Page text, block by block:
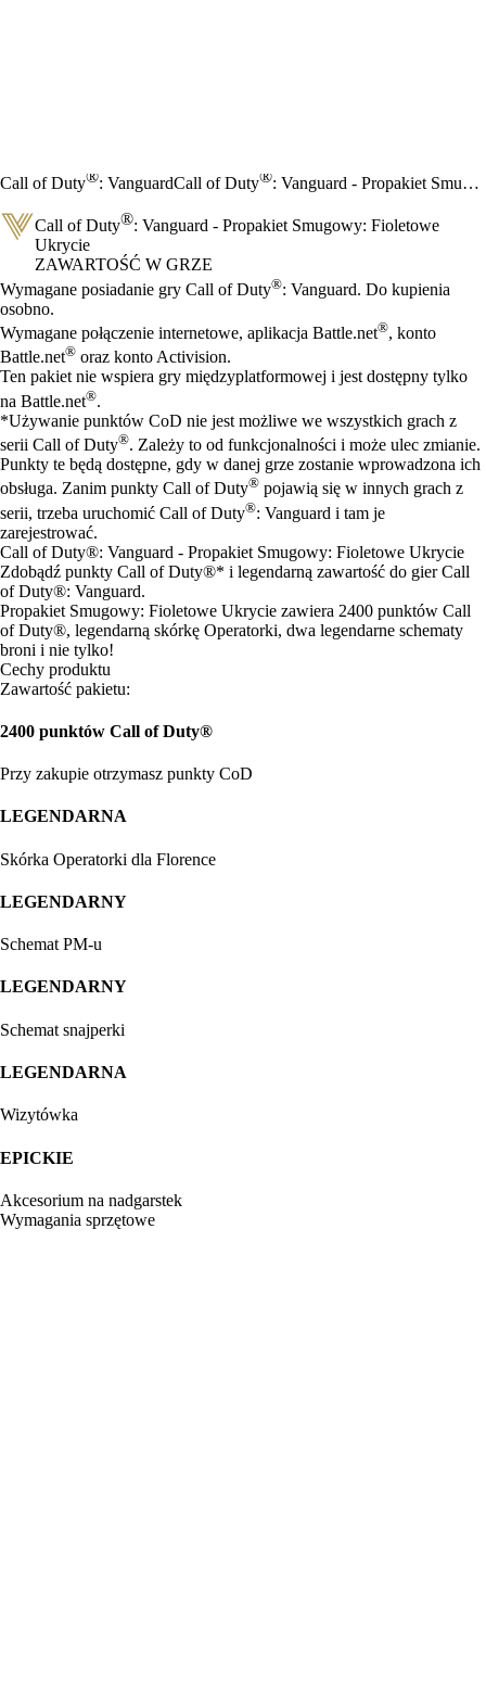
Call of Duty®: VanguardCall of Duty®: Vanguard - Propakiet Smugowy: Fioletowe Ukrycie
Call of Duty®: Vanguard - Propakiet Smugowy: Fioletowe
Ukrycie
ZAWARTOŚĆ W GRZE
Cena
Available actions
Wymagane posiadanie gry Call of Duty®: Vanguard. Do kupienia
osobno.
Wymagane połączenie internetowe, aplikacja Battle.net®, konto
Battle.net® oraz konto Activision.
Ten pakiet nie wspiera gry międzyplatformowej i jest dostępny tylko
na Battle.net®.
*Używanie punktów CoD nie jest możliwe we wszystkich grach z
serii Call of Duty®. Zależy to od funkcjonalności i może ulec zmianie.
Punkty te będą dostępne, gdy w danej grze zostanie wprowadzona ich
obsługa. Zanim punkty Call of Duty® pojawią się w innych grach z
serii, trzeba uruchomić Call of Duty®: Vanguard i tam je
zarejestrować.
Call of Duty®: Vanguard - Propakiet Smugowy: Fioletowe Ukrycie
Zdobądź punkty Call of Duty®* i legendarną zawartość do gier Call
of Duty®: Vanguard.
Propakiet Smugowy: Fioletowe Ukrycie zawiera 2400 punktów Call
of Duty®, legendarną skórkę Operatorki, dwa legendarne schematy
broni i nie tylko!
Cechy produktu
Zawartość pakietu:
2400 punktów Call of Duty®
Przy zakupie otrzymasz punkty CoD
LEGENDARNA
Skórka Operatorki dla Florence
LEGENDARNY
Schemat PM-u
LEGENDARNY
Schemat snajperki
LEGENDARNA
Wizytówka
EPICKIE
Akcesorium na nadgarstek
Wymagania sprzętowe